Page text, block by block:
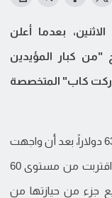
بعدما أعلن
"من كبار المؤيدين
كاب" المتخصصة
بنحو 1.8% لتتداول عند 63853 دولاراً، بعد أن واجهت
الأيام الماضية موجة هبوطية بأكثر من 2% واقتربت من مستوى 60
جزء من حيازتها من